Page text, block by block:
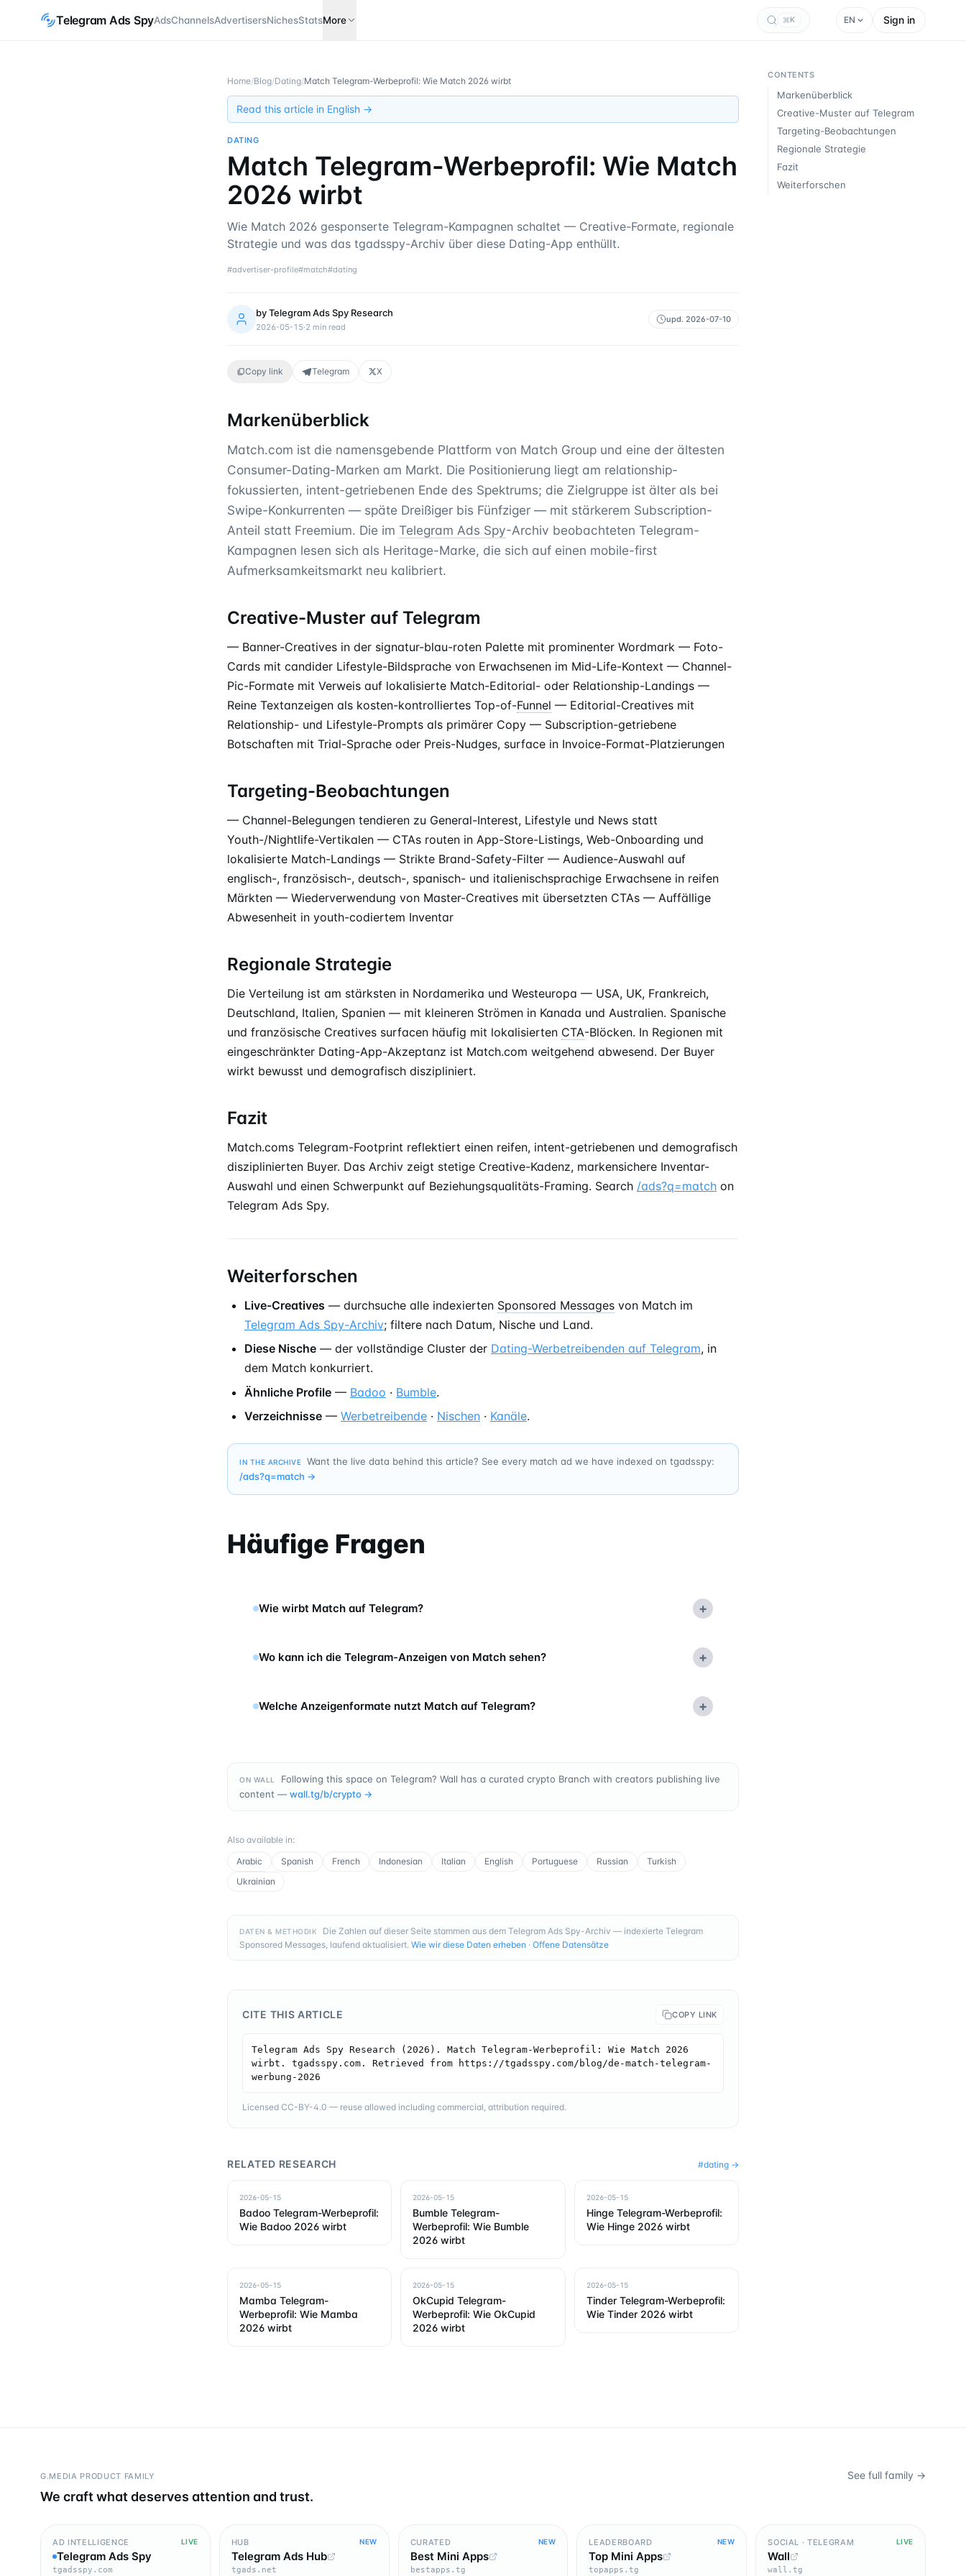
Telegram Ads SpyAdsChannelsAdvertisersNichesStatsMore K EN Sign in
Home/Blog/Dating/Match Telegram-Werbeprofil: Wie Match 2026 wirbt
Read this article in English →
DATING
Match Telegram-Werbeprofil: Wie Match
2026 wirbt
Wie Match 2026 gesponserte Telegram-Kampagnen schaltet — Creative-Formate, regionale
Strategie und was das tgadsspy-Archiv über diese Dating-App enthüllt.
#advertiser-profile#match#dating
byTelegram Ads Spy Research
2026-05-15·2 min read
upd. 2026-07-10
Copy link Telegram X
Markenüberblick
Match.com ist die namensgebende Plattform von Match Group und eine der ältesten
Consumer-Dating-Marken am Markt. Die Positionierung liegt am relationship-
fokussierten, intent-getriebenen Ende des Spektrums; die Zielgruppe ist älter als bei
Swipe-Konkurrenten — späte Dreißiger bis Fünfziger — mit stärkerem Subscription-
Anteil statt Freemium. Die im Telegram Ads Spy-Archiv beobachteten Telegram-
Kampagnen lesen sich als Heritage-Marke, die sich auf einen mobile-first
Aufmerksamkeitsmarkt neu kalibriert.
Creative-Muster auf Telegram
— Banner-Creatives in der signatur-blau-roten Palette mit prominenter Wordmark — Foto-
Cards mit candider Lifestyle-Bildsprache von Erwachsenen im Mid-Life-Kontext — Channel-
Pic-Formate mit Verweis auf lokalisierte Match-Editorial- oder Relationship-Landings —
Reine Textanzeigen als kosten-kontrolliertes Top-of-Funnel — Editorial-Creatives mit
Relationship- und Lifestyle-Prompts als primärer Copy — Subscription-getriebene
Botschaften mit Trial-Sprache oder Preis-Nudges, surface in Invoice-Format-Platzierungen
Targeting-Beobachtungen
— Channel-Belegungen tendieren zu General-Interest, Lifestyle und News statt
Youth-/Nightlife-Vertikalen — CTAs routen in App-Store-Listings, Web-Onboarding und
lokalisierte Match-Landings — Strikte Brand-Safety-Filter — Audience-Auswahl auf
englisch-, französisch-, deutsch-, spanisch- und italienischsprachige Erwachsene in reifen
Märkten — Wiederverwendung von Master-Creatives mit übersetzten CTAs — Auffällige
Abwesenheit in youth-codiertem Inventar
Regionale Strategie
Die Verteilung ist am stärksten in Nordamerika und Westeuropa — USA, UK, Frankreich,
Deutschland, Italien, Spanien — mit kleineren Strömen in Kanada und Australien. Spanische
und französische Creatives surfacen häufig mit lokalisierten CTA-Blöcken. In Regionen mit
eingeschränkter Dating-App-Akzeptanz ist Match.com weitgehend abwesend. Der Buyer
wirkt bewusst und demografisch diszipliniert.
Fazit
Match.coms Telegram-Footprint reflektiert einen reifen, intent-getriebenen und demografisch
disziplinierten Buyer. Das Archiv zeigt stetige Creative-Kadenz, markensichere Inventar-
Auswahl und einen Schwerpunkt auf Beziehungsqualitäts-Framing. Search /ads?q=match on
Telegram Ads Spy.
Weiterforschen
Live-Creatives — durchsuche alle indexierten Sponsored Messages von Match im
Telegram Ads Spy-Archiv; filtere nach Datum, Nische und Land.
Diese Nische — der vollständige Cluster der Dating-Werbetreibenden auf Telegram, in
dem Match konkurriert.
Ähnliche Profile — Badoo · Bumble.
Verzeichnisse — Werbetreibende · Nischen · Kanäle.
IN THE ARCHIVE
Want the live data behind this article? See every match ad we have indexed on tgadsspy:
/ads?q=match →
Häufige Fragen
Wie wirbt Match auf Telegram? +
Wo kann ich die Telegram-Anzeigen von Match sehen? +
Welche Anzeigenformate nutzt Match auf Telegram? +
ON WALL
Following this space on Telegram? Wall has a curated crypto Branch with creators publishing live
content — wall.tg/b/crypto →
Also available in:
Arabic
Spanish French Indonesian Italian English Portuguese Russian
Turkish
Ukrainian
DATEN & METHODIK
Die Zahlen auf dieser Seite stammen aus dem Telegram Ads Spy-Archiv — indexierte Telegram
Sponsored Messages, laufend aktualisiert. Wie wir diese Daten erheben · Offene Datensätze
CITE THIS ARTICLE COPY LINK
Telegram Ads Spy Research (2026). Match Telegram-Werbeprofil: Wie Match 2026
wirbt. tgadsspy.com. Retrieved from https://tgadsspy.com/blog/de-match-telegram-
werbung-2026
Licensed CC-BY-4.0 — reuse allowed including commercial, attribution required.
RELATED RESEARCH #dating →
2026-05-15
Badoo Telegram-Werbeprofil:
Wie Badoo 2026 wirbt
2026-05-15
Bumble Telegram-
Werbeprofil: Wie Bumble
2026 wirbt
2026-05-15
Hinge Telegram-Werbeprofil:
Wie Hinge 2026 wirbt
2026-05-15
Mamba Telegram-
Werbeprofil: Wie Mamba
2026 wirbt
2026-05-15
OkCupid Telegram-
Werbeprofil: Wie OkCupid
2026 wirbt
2026-05-15
Tinder Telegram-Werbeprofil:
Wie Tinder 2026 wirbt
CONTENTS
Markenüberblick
Creative-Muster auf Telegram
Targeting-Beobachtungen
Regionale Strategie
Fazit
Weiterforschen
G.MEDIA PRODUCT FAMILY
We craft what deserves attention and trust.
See full family →
AD INTELLIGENCE LIVE
Telegram Ads Spy
tgadsspy.com
HUB NEW
Telegram Ads Hub
tgads.net
CURATED NEW
Best Mini Apps
bestapps.tg
LEADERBOARD NEW
Top Mini Apps
topapps.tg
SOCIAL · TELEGRAM LIVE
Wall
wall.tg